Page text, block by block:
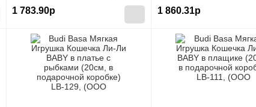
1 783.90р 1 860.31р